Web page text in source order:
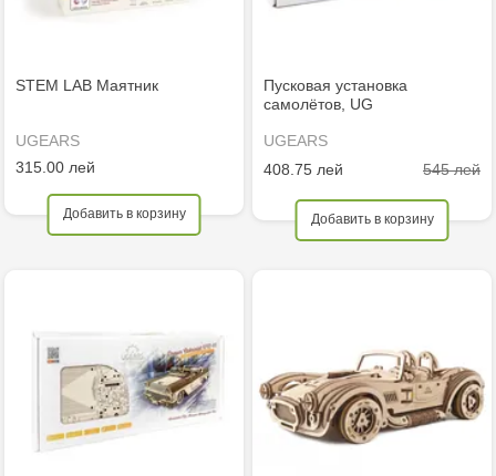
STEM LAB Маятник
UGEARS
315.00 лей
Добавить в корзину
Пусковая установка
самолётов, UG
UGEARS
408.75 лей
545 лей
Добавить в корзину